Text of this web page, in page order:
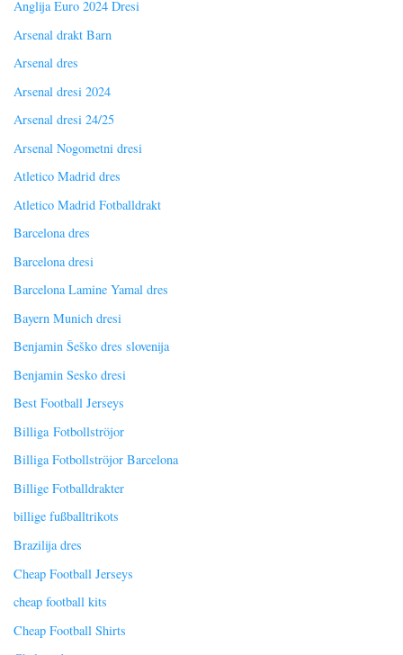
Anglija Euro 2024 Dresi
Arsenal drakt Barn
Arsenal dres
Arsenal dresi 2024
Arsenal dresi 24/25
Arsenal Nogometni dresi
Atletico Madrid dres
Atletico Madrid Fotballdrakt
Barcelona dres
Barcelona dresi
Barcelona Lamine Yamal dres
Bayern Munich dresi
Benjamin Šeško dres slovenija
Benjamin Sesko dresi
Best Football Jerseys
Billiga Fotbollströjor
Billiga Fotbollströjor Barcelona
Billige Fotballdrakter
billige fußballtrikots
Brazilija dres
Cheap Football Jerseys
cheap football kits
Cheap Football Shirts